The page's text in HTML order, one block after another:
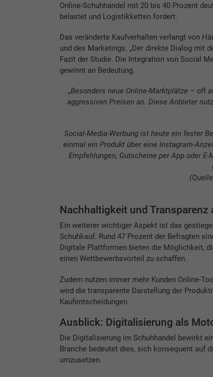
Online-Schuhhandel mit 20 bis 40 Prozent
belastet und Logistikketten fordert.
Das veränderte Kaufverhalten verlangt von
und des Marketings. „Der direkte Dialog mit
Fazit der Studie. Die Integration von Social
gewinnt an Bedeutung.
„Besonders neue Online-Marktplätze – oft
aggressiven Preisen an. Diese Anbieter
Social-Media-Werbung ist heute ein fester
einmal ein Produkt über eine Instagram-
Empfehlungen, Gutscheine per App oder
Nachhaltigkeit und Transparenz
Ein weiterer wichtiger Aspekt ist das
Schuhkauf. Rund 47 Prozent der Befragten
Digitale Plattformen bieten die Möglichkeit,
einen Wettbewerbsvorteil zu schaffen.
Zudem nutzen immer mehr Kunden Online-
wird die transparente Darstellung der
Kaufentscheidungen.
Ausblick: Digitalisierung als
Die Digitalisierung im Schuhhandel bewirkt
Branche bedeutet dies, sich konsequent auf
umzusetzen.